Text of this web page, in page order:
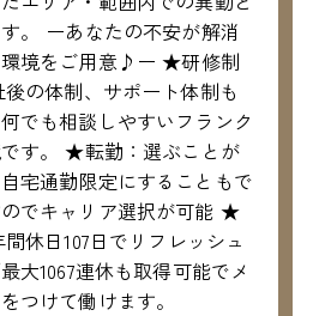
。 ーあなたの不安が解消
環境をご用意♪ー ★研修制
の体制、サポート体制も
でも相談しやすいフランク
す。 ★転勤：選ぶことが
宅通勤限定にすることもで
でキャリア選択が可能 ★
休日107日でリフレッシュ
大1067連休も取得可能でメ
つけて働けます。